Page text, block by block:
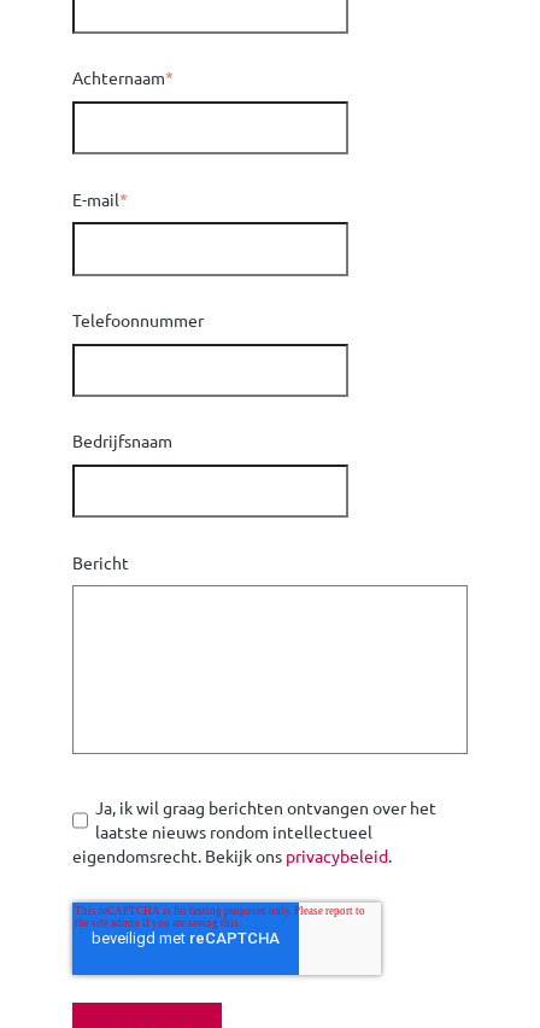
Achternaam*
E-mail*
Telefoonnummer
Bedrijfsnaam
Bericht
Ja, ik wil graag berichten ontvangen over het
laatste nieuws rondom intellectueel
eigendomsrecht. Bekijk ons privacybeleid.